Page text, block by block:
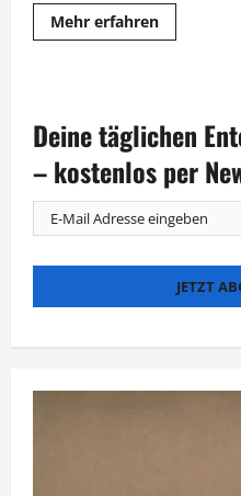
Mehr erfahrenMehr
Drama
machen
„Irgendwas
mit
Medien“
Deine täglichen
– kostenlos per